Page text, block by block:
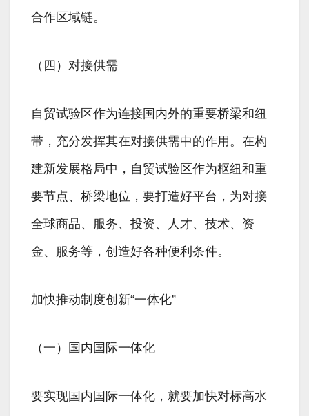
合作区域链。
（四）对接供需
自贸试验区作为连接国内外的重要桥梁和纽
带，充分发挥其在对接供需中的作用。在构
建新发展格局中，自贸试验区作为枢纽和重
要节点、桥梁地位，要打造好平台，为对接
全球商品、服务、投资、人才、技术、资
金、服务等，创造好各种便利条件。
加快推动制度创新“一体化”
（一）国内国际一体化
要实现国内国际一体化，就要加快对标高水